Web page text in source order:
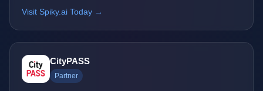
Visit Spiky.ai Today →
CityPASS
Partner